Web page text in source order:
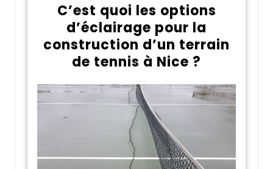
C’est quoi les options
d’éclairage pour la
construction d’un terrain
de tennis à Nice ?